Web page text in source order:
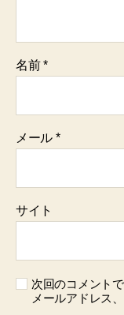
名前*
メール *
サイト
次回のコメント
メールアドレス